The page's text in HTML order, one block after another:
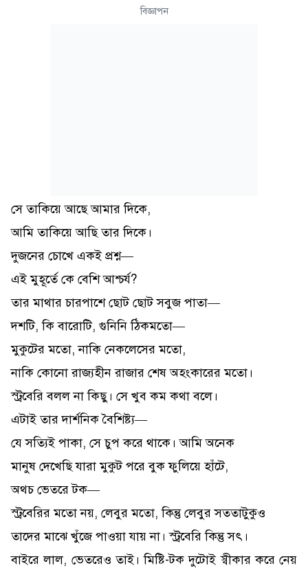
বিজ্ঞাপন
সে তাকিয়ে আছে আমার দিকে,
আমি তাকিয়ে আছি তার দিকে।
দুজনের চোখে একই প্রশ্ন—
এই মুহূর্তে কে বেশি আশ্চর্য?
তার মাথার চারপাশে ছোট ছোট সবুজ পাতা—
দশটি, কি বারোটি, গুনিনি ঠিকমতো—
মুকুটের মতো, নাকি নেকলেসের মতো,
নাকি কোনো রাজ্যহীন রাজার শেষ অহংকারের মতো।
স্ট্রবেরি বলল না কিছু। সে খুব কম কথা বলে।
এটাই তার দার্শনিক বৈশিষ্ট্য—
যে সত্যিই পাকা, সে চুপ করে থাকে। আমি অনেক
মানুষ দেখেছি যারা মুকুট পরে বুক ফুলিয়ে হাঁটে,
অথচ ভেতরে টক—
স্ট্রবেরির মতো নয়, লেবুর মতো, কিন্তু লেবুর সততাটুকুও
তাদের মাঝে খুঁজে পাওয়া যায় না। স্ট্রবেরি কিন্তু সৎ।
বাইরে লাল, ভেতরেও তাই। মিষ্টি-টক দুটোই স্বীকার করে নেয়